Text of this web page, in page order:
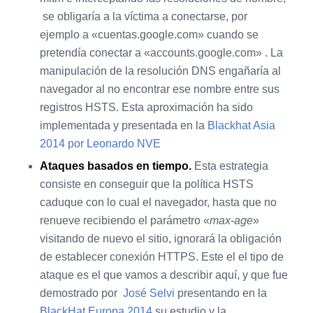
se obligaría a la víctima a conectarse, por
ejemplo a «cuentas.google.com» cuando se
pretendía conectar a «accounts.google.com» . La
manipulación de la resolución DNS engañaría al
navegador al no encontrar ese nombre entre sus
registros HSTS. Esta aproximación ha sido
implementada y presentada en la Blackhat Asia
2014 por Leonardo NVE
Ataques basados en tiempo. Esta estrategia
consiste en conseguir que la política HSTS
caduque con lo cual el navegador, hasta que no
renueve recibiendo el parámetro «max-age»
visitando de nuevo el sitio, ignorará la obligación
de establecer conexión HTTPS. Este el el tipo de
ataque es el que vamos a describir aquí, y que fue
demostrado por José Selvi presentando en la